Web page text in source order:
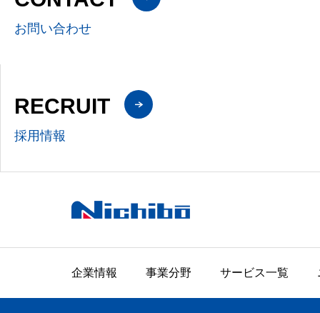
お問い合わせ
RECRUIT
採用情報
企業情報 事業分野 サービス一覧